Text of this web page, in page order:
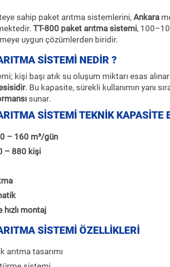
sahip paket arıtma sistemlerini,Ankara
TT-800 paket arıtma sistemi,
uygun çözümlerden biridir.
SİSTEMİ NEDİR ?
kişi başı atık su oluşum miktarı esas
. Bu kapasite, sürekli kullanımın yanı
sunar.
SİSTEMİ TEKNİK KAPASİTE
– 160 m³/gün
– 880 kişi
hızlı montaj
SİSTEMİ ÖZELLİKLERİ
tasarımı